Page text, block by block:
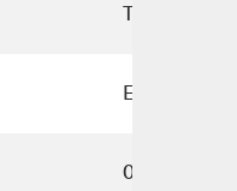
T0721
E9857
0.857 SH